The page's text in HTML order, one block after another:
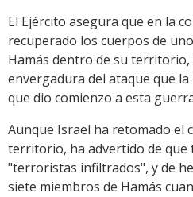
El Ejército asegura que en la
recuperado los cuerpos de
Hamás dentro de su territorio,
envergadura del ataque que
que dio comienzo a esta
Aunque Israel ha retomado el
territorio, ha advertido de que
"terroristas infiltrados", y de
siete miembros de Hamás